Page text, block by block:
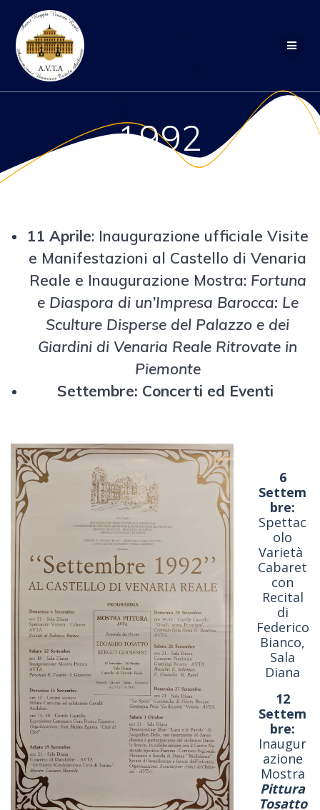
1992
11 Aprile: Inaugurazione ufficiale Visite
e Manifestazioni al Castello di Venaria
Reale e Inaugurazione Mostra: Fortuna
e Diaspora di un’Impresa Barocca: Le
Sculture Disperse del Palazzo e dei
Giardini di Venaria Reale Ritrovate in
Piemonte
Settembre: Concerti ed Eventi
6
Settem
bre:
Spettac
olo
Varietà
Cabaret
con
Recital
di
Federico
Bianco,
Sala
Diana
12
Settem
bre:
Inaugur
azione
Mostra
Pittura
Tosatto